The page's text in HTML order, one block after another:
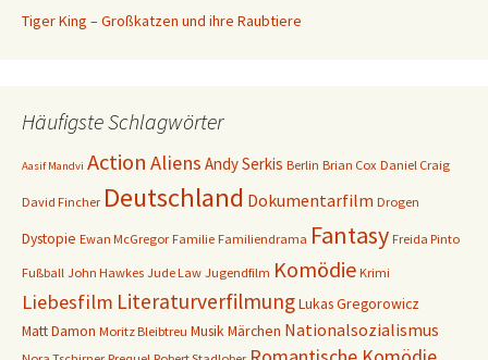
Tiger King – Großkatzen und ihre Raubtiere
Häufigste Schlagwörter
Aasif Mandvi Action Aliens Andy Serkis Berlin Brian Cox Daniel Craig
David Fincher Deutschland Dokumentarfilm Drogen
Dystopie Ewan McGregor Familie Familiendrama Fantasy Freida Pinto
Fußball John Hawkes Jude Law Jugendfilm Komödie Krimi
Liebesfilm LiteraturverfilmungLukas Gregorowicz
Matt Damon Moritz Bleibtreu MusikMärchen Nationalsozialismus